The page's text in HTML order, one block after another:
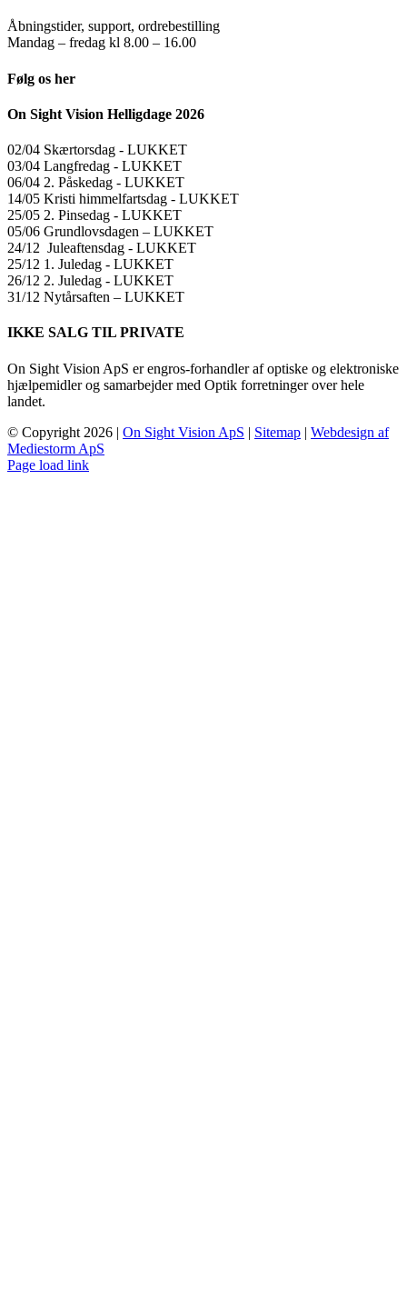
Åbningstider, support, ordrebestilling
Mandag – fredag kl 8.00 – 16.00
Følg os her
On Sight Vision Helligdage 2026
02/04 Skærtorsdag ​​- LUKKET
03/04 Langfredag ​​- LUKKET
06/04 2. Påskedag ​​- LUKKET
14/05 Kristi himmelfartsdag ​​- LUKKET
25/05 2. Pinsedag ​​- LUKKET
05/06 Grundlovsdagen – LUKKET
24/12 Juleaftensdag ​​- LUKKET
25/12 1. Juledag ​​- LUKKET
26/12 2. Juledag ​​- LUKKET
31/12 Nytårsaften – LUKKET
IKKE SALG TIL PRIVATE
On Sight Vision ApS er engros-forhandler af optiske og elektroniske
hjælpemidler og samarbejder med Optik forretninger over hele
landet.
© Copyright 2026 | On Sight Vision ApS | Sitemap | Webdesign af
Mediestorm ApS
Page load link